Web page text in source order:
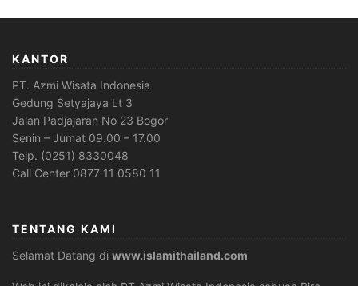
KANTOR
PT. Azmi Wisata Indonesia
Gedung Setyajaya Lt 3
Jalan Padjajaran No 23 Bogor
Senin – Jumat 09.00 – 17.00
Telp. (0251) 8330048
Call Center 0877 11 0580 11
TENTANG KAMI
Selamat Datang di www.islamithailand.com